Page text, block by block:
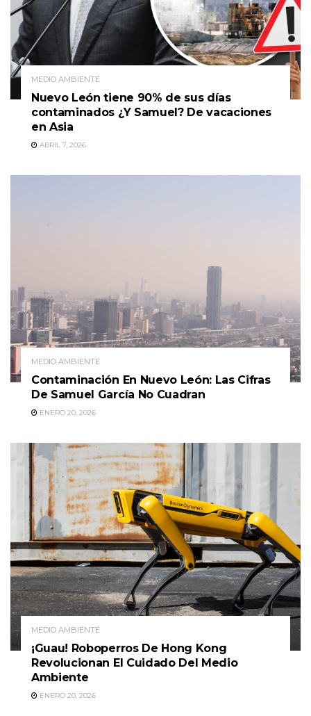
MEDIO AMBIENTE
Nuevo León tiene 90% de sus días
contaminados ¿Y Samuel? De vacaciones
en Asia
ABRIL 7, 2026
MEDIO AMBIENTE
Contaminación En Nuevo León: Las Cifras
De Samuel García No Cuadran
ENERO 20, 2026
MEDIO AMBIENTE
¡Guau! Roboperros De Hong Kong
Revolucionan El Cuidado Del Medio
Ambiente
ENERO 20, 2026